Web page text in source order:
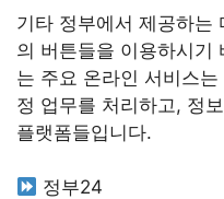
기타 정부에서 제공하는
의 버튼들을 이용하시기
는 주요 온라인 서비스
정 업무를 처리하고, 정
플랫폼들입니다.
정부24